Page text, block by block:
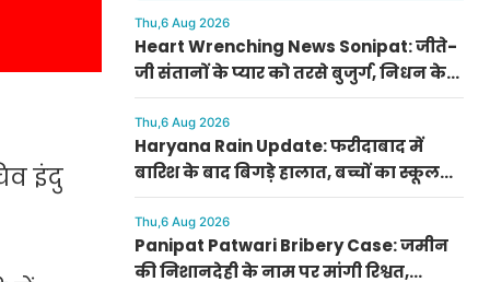
इंदु
Thu,6 Aug 2026
Heart Wrenching News Sonipat: जीते-
जी संतानों के प्यार को तरसे बुजुर्ग, निधन के
बाद बेटियां नहीं आईं, जाते-जाते दान कर गए
आंखें
Thu,6 Aug 2026
Haryana Rain Update: फरीदाबाद में
बारिश के बाद बिगड़े हालात, बच्चों का स्कूल
जाना बंद, प्रशासन के खिलाफ लोगों में गुस्सा
Thu,6 Aug 2026
Panipat Patwari Bribery Case: जमीन
की निशानदेही के नाम पर मांगी रिश्वत,